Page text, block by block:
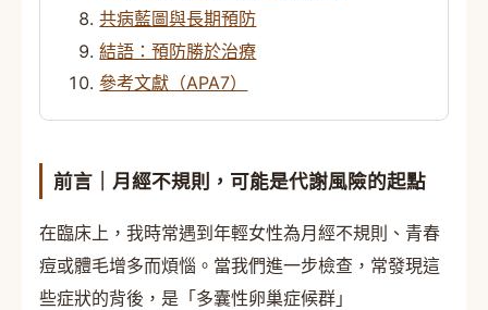
共病藍圖與長期預防
結語：預防勝於治療
參考文獻（APA7）
前言｜月經不規則，可能是代謝風險的起點
在臨床上，我時常遇到年輕女性為月經不規則、青春
痘或體毛增多而煩惱。當我們進一步檢查，常發現這
些症狀的背後，是「多囊性卵巢症候群」